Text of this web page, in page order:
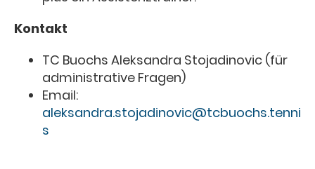
Kontakt
TC Buochs Aleksandra Stojadinovic (für
administrative Fragen)
Email:
aleksandra.stojadinovic@tcbuochs.tenni
s